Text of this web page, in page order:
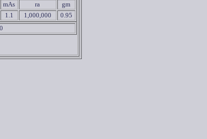
mAs ra
gm
1.1 1,000,000
0.95